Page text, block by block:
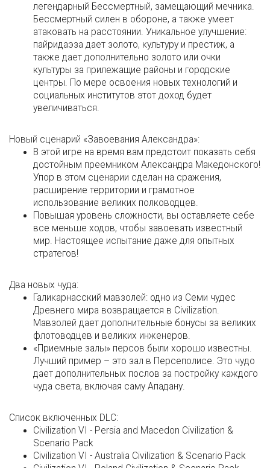
легендарный Бессмертный, замещающий мечника.
Бессмертный силен в обороне, а также умеет
атаковать на расстоянии. Уникальное улучшение:
пайридаэза дает золото, культуру и престиж, а
также дает дополнительно золото или очки
культуры за прилежащие районы и городские
центры. По мере освоения новых технологий и
социальных институтов этот доход будет
увеличиваться.
Новый сценарий «Завоевания Александра»:
В этой игре на время вам предстоит показать себя
достойным преемником Александра Македонского!
Упор в этом сценарии сделан на сражения,
расширение территории и грамотное
использование великих полководцев.
Повышая уровень сложности, вы оставляете себе
все меньше ходов, чтобы завоевать известный
мир. Настоящее испытание даже для опытных
стратегов!
Два новых чуда:
Галикарнасский мавзолей: одно из Семи чудес
Древнего мира возвращается в Civilization.
Мавзолей дает дополнительные бонусы за великих
флотоводцев и великих инженеров.
«Приемные залы» персов были хорошо известны.
Лучший пример – это зал в Персеполисе. Это чудо
дает дополнительных послов за постройку каждого
чуда света, включая саму Ападану.
Список включенных DLC:
Civilization VI - Persia and Macedon Civilization &
Scenario Pack
Civilization VI - Australia Civilization & Scenario Pack